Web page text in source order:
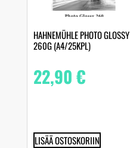
HAHNEMÜHLE PHOTO GLOSSY
260G (A4/25KPL)
22,90€
LISÄÄ OSTOSKORIIN